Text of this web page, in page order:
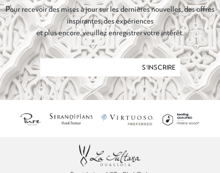
Pour recevoir des mises à jour sur les dernières nouvelles, des offres
inspirantes, des expériences
et plus encore, veuillez enregistrer votre intérêt.
S'INSCRIRE